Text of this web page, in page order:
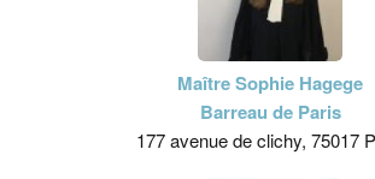
Maître Sophie Hagege
Barreau de Paris
177 avenue de clichy, 75017